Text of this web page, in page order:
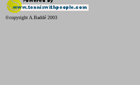
©copyright A.Baddé 2003